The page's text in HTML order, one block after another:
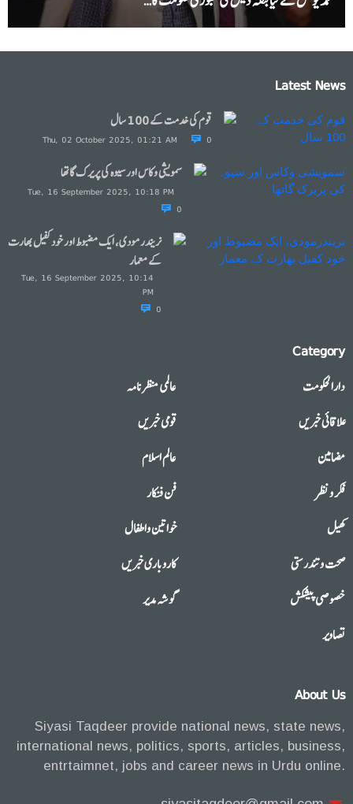
Latest News
قوم کی خدمت کے 100 سال
Thu, 02 October 2025, 01:21 AM 0
سمویشی وکاس اور سیوہ کی پریرک گاتھا
Tue, 16 September 2025, 10:18 PM
0
نریندرمودی، ایک مضبوط اور خود کفیل بھارت
کے معمار
Tue, 16 September 2025, 10:14
PM
0
Category
دارالحکومت
عالمی منظرنامہ
علاقائی خبریں
قومی خبریں
مضامین
عالم اسلام
فکر و نظر
فن فنکار
کھیل
خواتین واطفال
صحت وتندرستی
کاروباری خبریں
خصوصی پیشکش
گوشہ مدیر
تصاویر
About Us
Siyasi Taqdeer provide national news, state news,
international news, politics, sports, articles, business,
entrtaimnet, jobs and career news in Urdu online.